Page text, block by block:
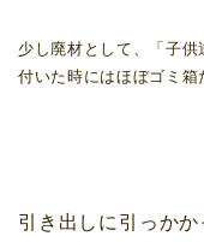
少し廃材として、「子
付いた時にはほぼゴミ
引き出しに引っか